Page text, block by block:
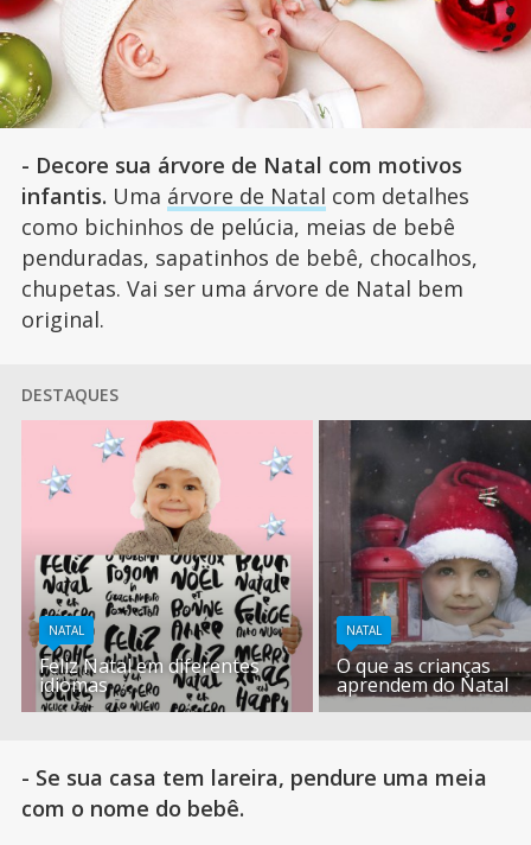
- Decore sua árvore de Natal com motivos
infantis. Uma árvore de Natal com detalhes
como bichinhos de pelúcia, meias de bebê
penduradas, sapatinhos de bebê, chocalhos,
chupetas. Vai ser uma árvore de Natal bem
original.
DESTAQUES
NATAL
Feliz Natal em diferentes
idiomas
NATAL
O que as crianças
aprendem do Natal
- Se sua casa tem lareira, pendure uma meia
com o nome do bebê.